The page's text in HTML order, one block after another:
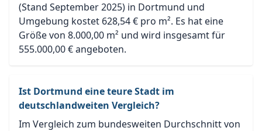
(Stand September 2025) in Dortmund und
Umgebung kostet 628,54 € pro m². Es hat eine
Größe von 8.000,00 m² und wird insgesamt für
555.000,00 € angeboten.
Ist Dortmund eine teure Stadt im
deutschlandweiten Vergleich?
Im Vergleich zum bundesweiten Durchschnitt von